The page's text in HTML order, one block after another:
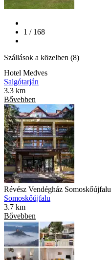
1 / 168
Szállások a közelben (8)
Hotel Medves
Salgótarján
3.3 km
Bővebben
Révész Vendégház Somoskőújfalu
Somoskőújfalu
3.7 km
Bővebben